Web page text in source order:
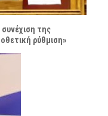
της
ρύθμιση»